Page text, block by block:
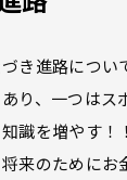
き進路につい
り、一つはス
識を増やす！！
来のためにお